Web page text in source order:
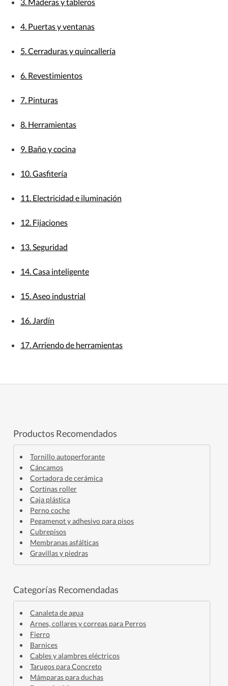
4. Puertas y ventanas
5. Cerraduras y quincallería
6. Revestimientos
7. Pinturas
8. Herramientas
9. Baño y cocina
10. Gasfitería
11. Electricidad e iluminación
12. Fijaciones
13. Seguridad
14. Casa inteligente
15. Aseo industrial
16. Jardín
17. Arriendo de herramientas
Productos Recomendados
Tornillo autoperforante
Cáncamos
Cortadora de cerámica
Cortinas roller
Caja plástica
Perno coche
Pegamenot y adhesivo para pisos
Cubrepisos
Membranas asfálticas
Gravillas y piedras
Categorías Recomendadas
Canaleta de agua
Arnes, collares y correas para Perros
Fierro
Barnices
Cables y alambres eléctricos
Tarugos para Concreto
Mámparas para duchas